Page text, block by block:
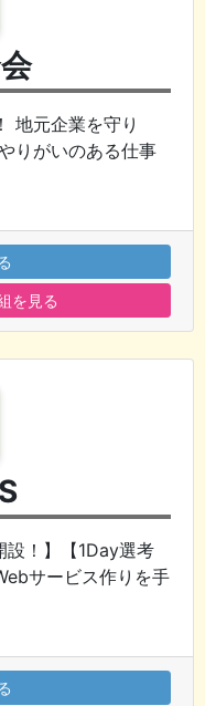
地元企業を守り
りがいのある仕事
を見る
設！】【1Day選考
サービス作りを手